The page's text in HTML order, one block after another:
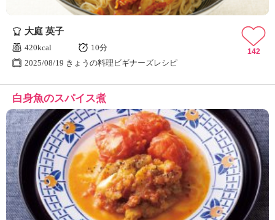
大庭 英子
420kcal
10分
2025/08/19 きょうの料理ビギナーズレシピ
142
白身魚のスパイス煮